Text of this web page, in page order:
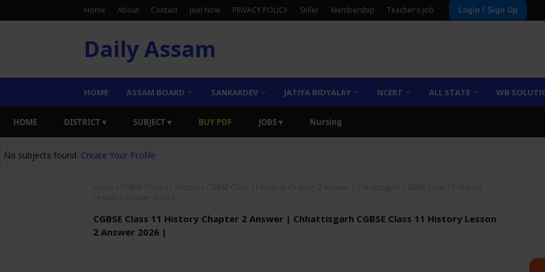
Home About Contact Join Now PRIVACY POLICY Seller Membership Teacher's Job Login / Sign Up
Daily Assam
HOME ASSAM BOARD SANKARDEV JATIYA BIDYALAY NCERT ALL STATE WB
HOME DISTRICT ▾ SUBJECT ▾ BUY PDF JOBS ▾ Nursing
No subjects found. Create Your Profile
CGBSE Class 11 History Chapter 2 Answer | Chhattisgarh CGBSE Class 11 History Lesson
2 Answer 2026 |